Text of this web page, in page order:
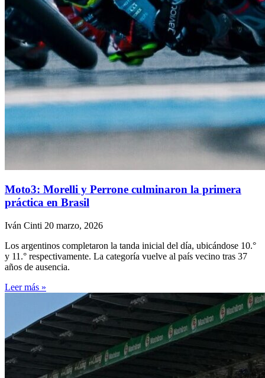
Moto3: Morelli y Perrone culminaron la primera
práctica en Brasil
Iván Cinti 20 marzo, 2026
Los argentinos completaron la tanda inicial del día, ubicándose 10.°
y 11.° respectivamente. La categoría vuelve al país vecino tras 37
años de ausencia.
Leer más »